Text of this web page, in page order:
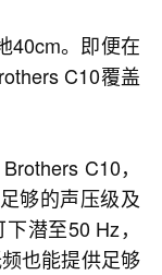
40cm。即便在
C10覆盖
C10，
够的声压级及
潜至50 Hz，
也能提供足够